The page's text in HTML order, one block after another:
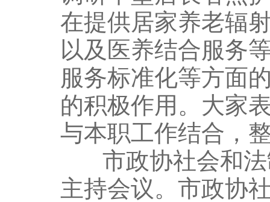
在提供居家养老辐
以及医养结合服务
服务标准化等方面
的积极作用。大家
与本职工作结合，
市政协社会和法
主持会议。市政协